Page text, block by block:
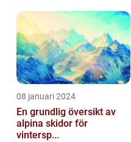
08 januari 2024
En grundlig översikt av
alpina skidor för
vintersp...